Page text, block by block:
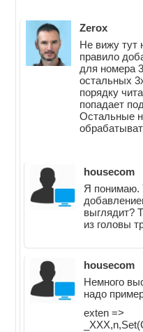
Zerox
Не вижу тут
правило
для номера
остальных
порядку
попадает
Остальные
housecom
Я понимаю.
выглядит?
из головы
housecom
Немного
надо
exten =>